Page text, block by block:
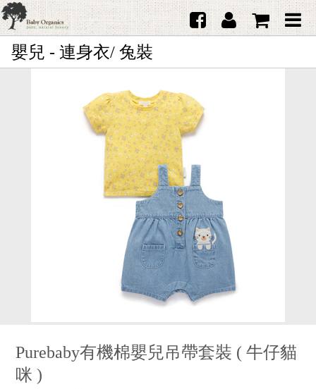
首頁
日本品牌育兒配件
韓國Merebe寶寶配件
客服專區
嬰兒 - 連身衣/ 兔裝
Purebaby有機棉嬰兒吊帶套裝 (牛仔貓
咪 )